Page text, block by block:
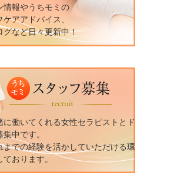
情報やうちモミの
アアドバイス、
グなど日々更新中！
に働いてくれる女性セラピストとド
中です。
までの経験を活かしていただける環
おります。